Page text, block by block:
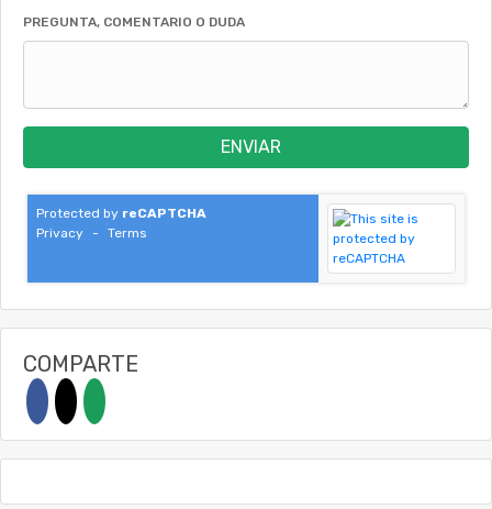
PREGUNTA, COMENTARIO O DUDA
ENVIAR
Protected by reCAPTCHA
Privacy
- Terms
COMPARTE